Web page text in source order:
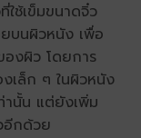
ที่ใช้เข็มขนาดจิ๋ว
ยบนผิวหนัง เพื่อ
องผิว โดยการ
งเล็ก ๆ ในผิวหนัง
านั้น แต่ยังเพิ่ม
อีกด้วย